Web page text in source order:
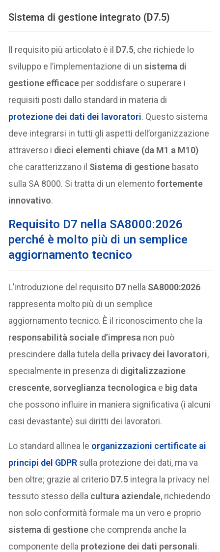
Sistema di gestione integrato (D7.5)
Il requisito più articolato è il D7.5, che richiede lo
sviluppo e l’implementazione di unsistema di
gestione efficace per soddisfare o superare i
requisiti posti dallo standard in materia di
protezione dei dati dei lavoratori. Questo sistema
deve integrarsi in tutti gli aspetti dell’organizzazione
attraverso i dieci elementi chiave (da M1 a M10)
che caratterizzano il Sistema di gestione basato
sulla SA 8000. Si tratta di un elementofortemente
innovativo.
Requisito D7 nella SA8000:2026
perché è molto più di un semplice
aggiornamento tecnico
L’introduzione del requisito D7 nella SA8000:2026
rappresenta molto più di un semplice
aggiornamento tecnico. È il riconoscimento che la
responsabilità sociale d’impresa non può
prescindere dalla tutela della privacy dei lavoratori,
specialmente in presenza di digitalizzazione
crescente,sorveglianza tecnologica e big data
che possono influire in maniera significativa (i alcuni
casi devastante) sui diritti dei lavoratori.
Lo standard allinea le organizzazioni certificate ai
principi del GDPR sulla protezione dei dati, ma va
ben oltre; grazie al criterio D7.5 integra la privacy nel
tessuto stesso della cultura aziendale, richiedendo
non solo conformità formale ma un vero e proprio
sistema di gestione che comprenda anche la
componente della protezione dei dati personali.